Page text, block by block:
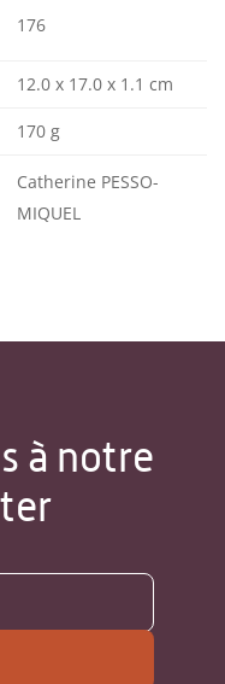
176
12.0 x 17.0 x 1.1 cm
170 g
Catherine PESSO-
MIQUEL
à notre